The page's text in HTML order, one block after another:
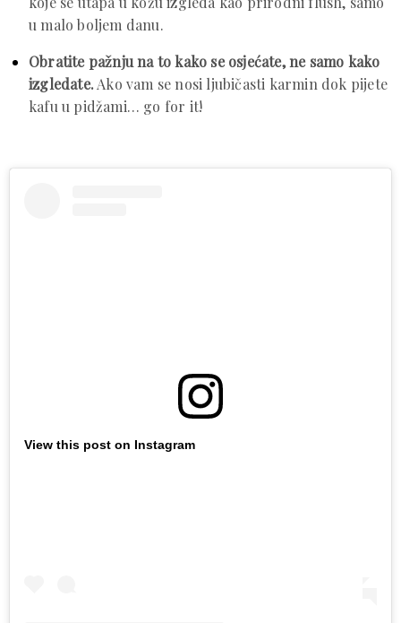
u malo boljem danu.
Obratite pažnju na to kako se osjećate, ne samo kako
izgledate.Ako vam se nosi ljubičasti karmin dok pijete
kafu u pidžami… go for it!
View this post on Instagram